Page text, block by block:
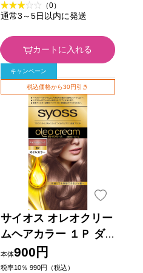
（0）
通常3～5日以内に発送
カートに入れる
キャンペーン
税込価格から30円引き
サイオス オレオクリー
ムヘアカラー １Ｐ ダ
イアモンドピンク ５０
ｇ＋５０ｇ ヘンケルジ
本体900円
税率10％ 990円（税込）